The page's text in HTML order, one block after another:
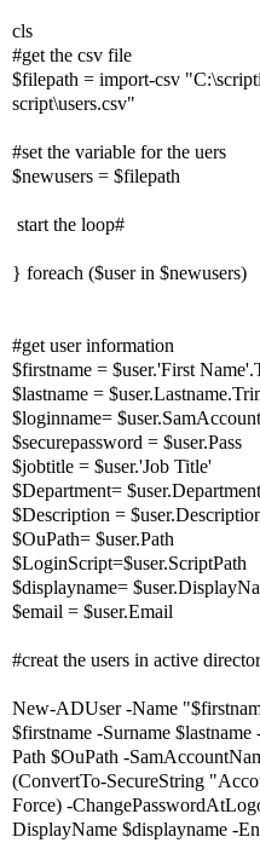
cls
#get the csv file
$filepath = import-csv
script\users.csv"
#set the variable for the uers
$newusers = $filepath
#start the loop
foreach ($user in $newusers) {
#get user information
$firstname = $user.'First
$lastname =
$loginname=
$securepassword = $user.Pass
$jobtitle = $user.'Job Title'
$Department= $user.Department
$Description =
$OuPath= $user.Path
$LoginScript=$user.ScriptPath
$displayname=
$email = $user.Email
#creat the users in active
New-ADUser -Name
$firstname -Surname
Path $OuPath -
(ConvertTo-SecureString
Force) -
DisplayName $displayname -